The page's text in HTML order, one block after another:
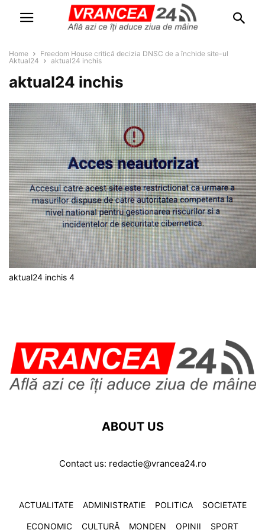
Home
Freedom House critică decizia DNSC de a închide site-ul
Aktual24
aktual24 inchis
aktual24 inchis
aktual24 inchis 4
ABOUT US
Contact us: redactie@vrancea24.ro
ACTUALITATE ADMINISTRATIE POLITICA SOCIETATE
ECONOMIC CULTURĂ MONDEN OPINII SPORT